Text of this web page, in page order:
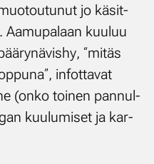
jo kä­sit­
kuu­luu
“mi­täs
in­fot­ta­vat
(on­ko toi­nen pan­nul­
kuu­lu­mi­set ja kar­